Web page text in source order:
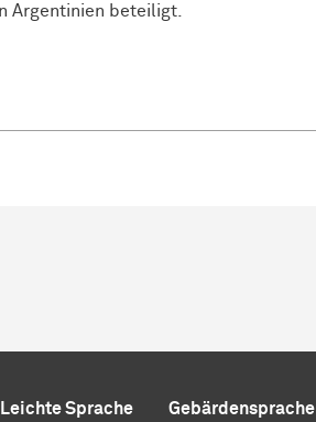
Argentinien beteiligt.
Leichte Sprache Gebärdensprache